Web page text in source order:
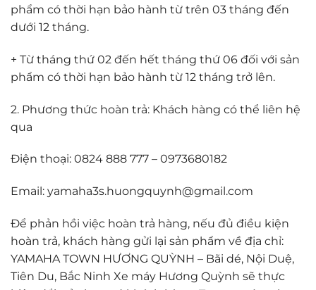
phẩm có thời hạn bảo hành từ trên 03 tháng đến
dưới 12 tháng.
+ Từ tháng thứ 02 đến hết tháng thứ 06 đối với sản
phẩm có thời hạn bảo hành từ 12 tháng trở lên.
2. Phương thức hoàn trả: Khách hàng có thể liên hệ
qua
Điện thoại: 0824 888 777 – 0973680182
Email: yamaha3s.huongquynh@gmail.com
Để phản hồi việc hoàn trả hàng, nếu đủ điều kiện
hoàn trả, khách hàng gửi lại sản phẩm về địa chỉ:
YAMAHA TOWN HƯƠNG QUỲNH – Bãi dé, Nội Duệ,
Tiên Du, Bắc Ninh Xe máy Hương Quỳnh sẽ thực